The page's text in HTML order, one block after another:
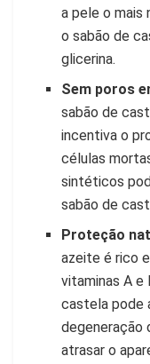
a pele o mais
o sabão de
glicerina.
Sem poros
sabão de
incentiva o
células
sintéticos
sabão de
Proteção
azeite é rico
vitaminas A e
castela pode
degeneração
atrasar o